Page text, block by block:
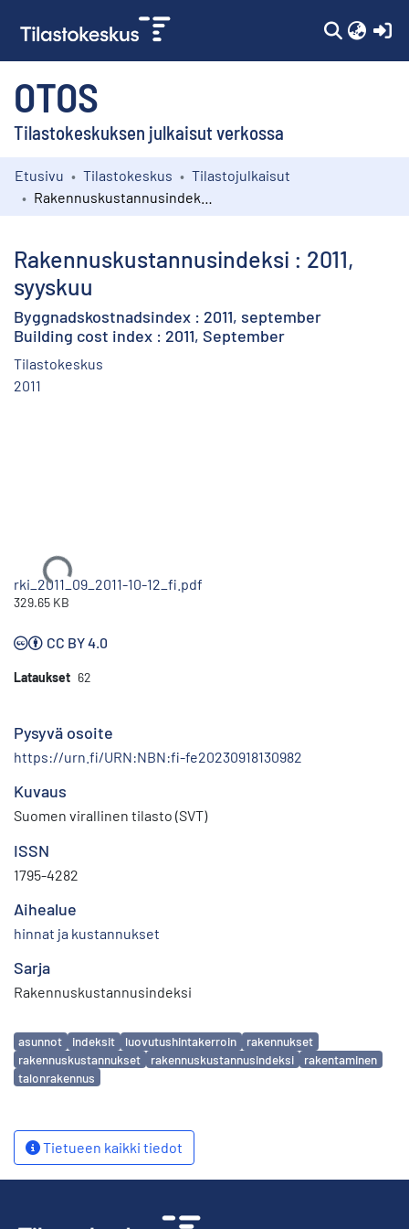
OTOS
Tilastokeskuksen julkaisut verkossa
Kokoelmat
Etusivu Tilastokeskus
Tilastojulkaisut
Rakennuskustannusindeksi : 2011,
syyskuu
Byggnadskostnadsindex : 2011, september
Building cost index : 2011, September
Tilastokeskus
2011
Ladataan...
rki_2011_09_2011-10-12_fi.pdf
329.65 KB
CC BY 4.0
Lataukset 62
Pysyvä osoite
https://urn.fi/URN:NBN:fi-fe20230918130982
Kuvaus
Suomen virallinen tilasto (SVT)
ISSN
1795-4282
Aihealue
hinnat ja kustannukset
Sarja
Rakennuskustannusindeksi
Avainsanat
asunnot indeksit luovutushintakerroin
rakennukset
rakennuskustannukset
rakennuskustannusindeksi
rakentaminen
talonrakennus
Tietueen kaikki tiedot